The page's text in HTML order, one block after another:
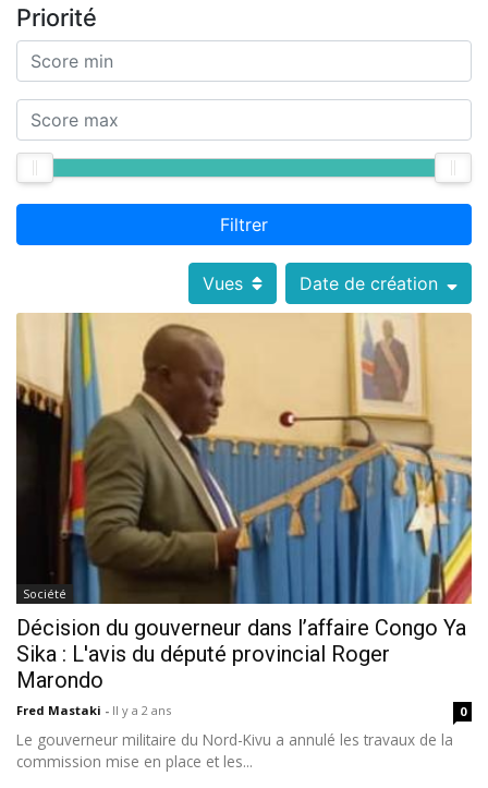
Priorité
Filtrer
Vues Date de création
Société
Décision du gouverneur dans l’affaire Congo Ya
Sika : L'avis du député provincial Roger
Marondo
Fred Mastaki - Il y a 2 ans 0
Le gouverneur militaire du Nord-Kivu a annulé les travaux de la
commission mise en place et les...